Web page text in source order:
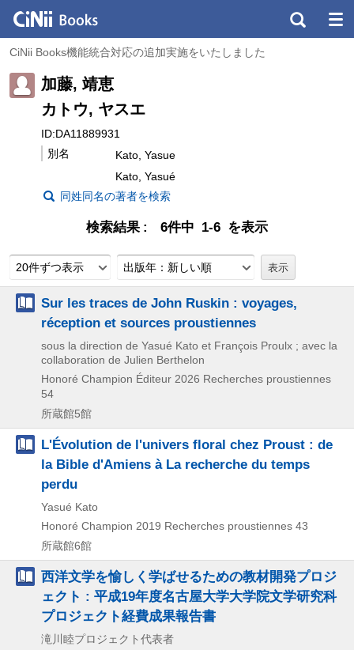
CiNii Books機能統合対応の追加実施をいたしました
加藤, 靖恵
カトウ, ヤスエ
ID:DA11889931
別名
Kato, Yasue
Kato, Yasué
同姓同名の著者を検索
検索結果 6件中 1-6 を表示
20件ずつ表示 出版年：新しい順
Sur les traces de John Ruskin : voyages,
réception et sources proustiennes
sous la direction de Yasué Kato et François Proulx ; avec la
collaboration de Julien Berthelon
Honoré Champion Éditeur 2026 Recherches proustiennes
54
所蔵館5館
L'Évolution de l'univers floral chez Proust : de
la Bible d'Amiens à La recherche du temps
perdu
Yasué Kato
Honoré Champion 2019 Recherches proustiennes 43
所蔵館6館
西洋文学を愉しく学ばせるための教材開発プロジ
ェクト : 平成19年度名古屋大学大学院文学研究科
プロジェクト経費成果報告書
滝川睦プロジェクト代表者